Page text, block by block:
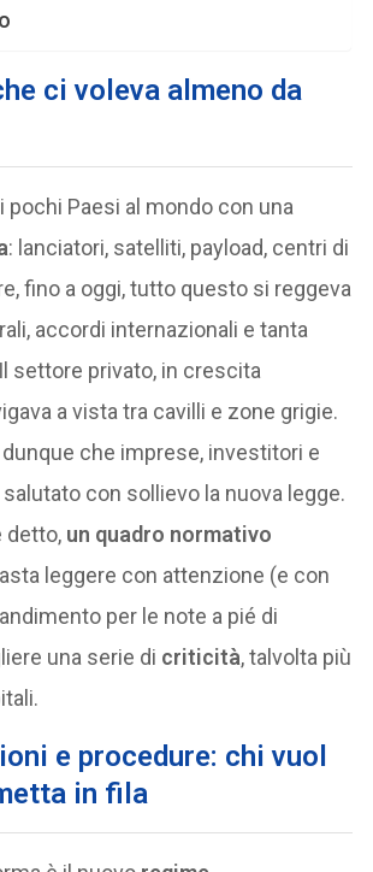
ci voleva almeno da
pochi Paesi al mondo con una
: lanciatori, satelliti, payload, centri di
fino a oggi, tutto questo si reggeva
accordi internazionali e tanta
settore privato, in crescita
a vista tra cavilli e zone grigie.
che imprese, investitori e
con sollievo la nuova legge.
detto, un quadro normativo
leggere con attenzione (e con
per le note a pié di
una serie di criticità, talvolta più
e procedure: chi vuol
in fila